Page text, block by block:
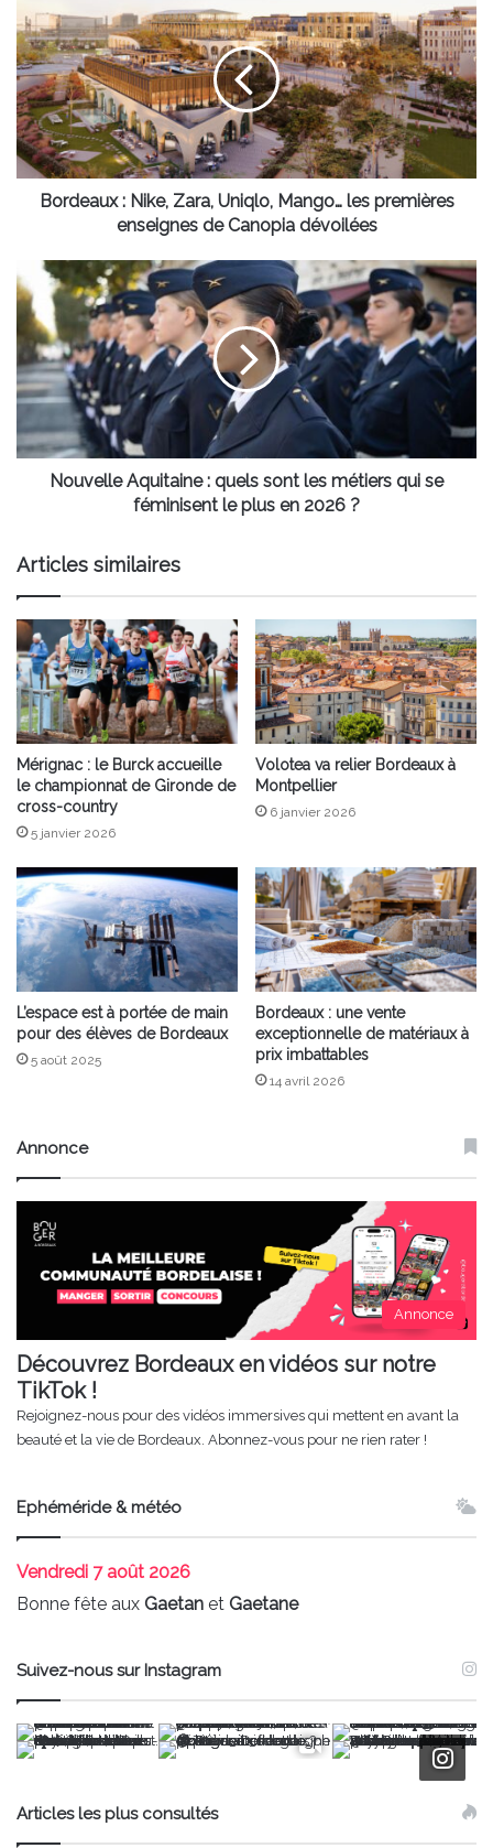
Nike,
Zara,
Uniqlo,
Mango…
les
premières
enseignes
Bordeaux : Nike, Zara, Uniqlo, Mango… les premières
enseignes de Canopia dévoilées
Nouvelle
Aquitaine
quels
sont
les
métiers
qui
se
féminisent
2026
?
Nouvelle Aquitaine : quels sont les métiers qui se
féminisent le plus en 2026 ?
Articles similaires
Mérignac : le Burck accueille
le championnat de Gironde de
cross-country
5 janvier 2026
Volotea va relier Bordeaux à
Montpellier
6 janvier 2026
L’espace est à portée de main
pour des élèves de Bordeaux
5 août 2025
Bordeaux : une vente
exceptionnelle de matériaux à
prix imbattables
14 avril 2026
Annonce
Annonce
Découvrez Bordeaux en vidéos sur notre
TikTok !
Rejoignez-nous pour des vidéos immersives qui mettent en avant la
beauté et la vie de Bordeaux. Abonnez-vous pour ne rien rater !
Ephéméride & météo
Vendredi 7 août 2026
Bonne fête aux Gaetan et Gaetane
Suivez-nous sur Instagram
Articles les plus consultés